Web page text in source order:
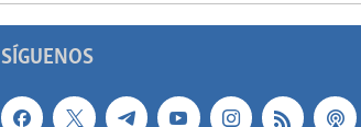
SÍGUENOS